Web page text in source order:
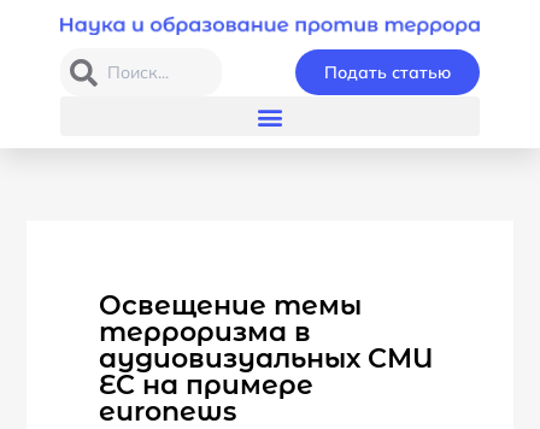
Подать статью
Освещение темы
терроризма в
аудиовизуальных СМИ
ЕС на примере
euronews